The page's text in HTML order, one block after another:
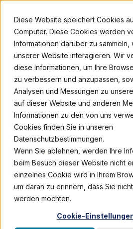
Diese Website speichert Cookies
Computer. Diese Cookies werden
Informationen darüber zu sammeln,
unserer Website interagieren. Wir
diese Informationen, um Ihre
zu verbessern und anzupassen,
Analysen und Messungen zu
auf dieser Website und anderen
Informationen zu den von uns
Cookies finden Sie in unseren
Datenschutzbestimmungen.
Wenn Sie ablehnen, werden Ihre
beim Besuch dieser Website nicht
einzelnes Cookie wird in Ihrem
um daran zu erinnern, dass Sie
werden möchten.
Cookie-